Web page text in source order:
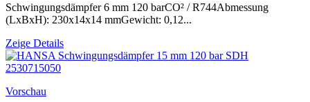
Schwingungsdämpfer 6 mm 120 barCO² / R744Abmessung
(LxBxH): 230x14x14 mmGewicht: 0,12...
Zeige Details
Vorschau